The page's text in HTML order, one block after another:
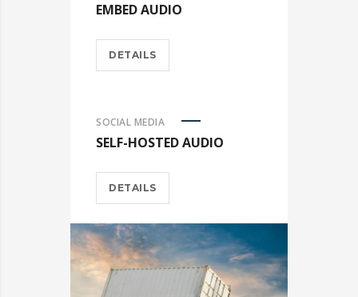
EMBED AUDIO
DETAILS
SOCIAL MEDIA
SELF-HOSTED AUDIO
DETAILS